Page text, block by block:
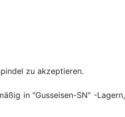
zu akzeptieren.
in "Gusseisen-SN" -Lagern,